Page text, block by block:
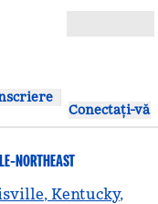
Conectați-vă
NORTHEAST
Kentucky,